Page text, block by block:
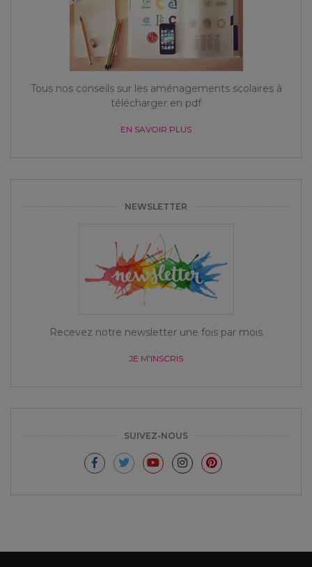
Tous nos conseils sur les aménagements scolaires à
télécharger en pdf
EN SAVOIR PLUS
NEWSLETTER
Recevez notre newsletter une fois par mois
JE M'INSCRIS
SUIVEZ-NOUS